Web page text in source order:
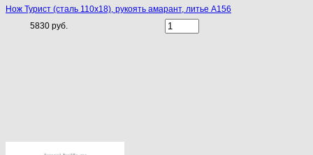
Нож Турист (сталь 110х18), рукоять амарант, литье A156
5830 руб.